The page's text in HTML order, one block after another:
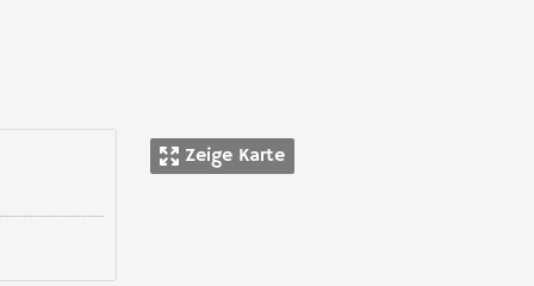
Zeige Karte